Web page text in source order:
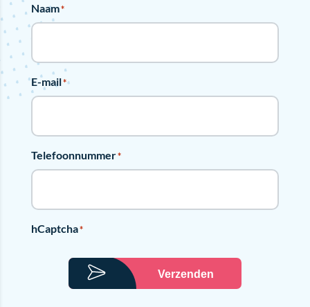
Naam*
E-mail*
Telefoonnummer*
hCaptcha*
Verzenden